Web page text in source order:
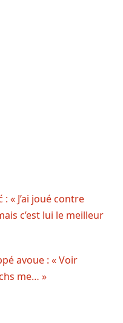
« J’ai joué contre
c’est lui le meilleur
avoue : « Voir
me… »